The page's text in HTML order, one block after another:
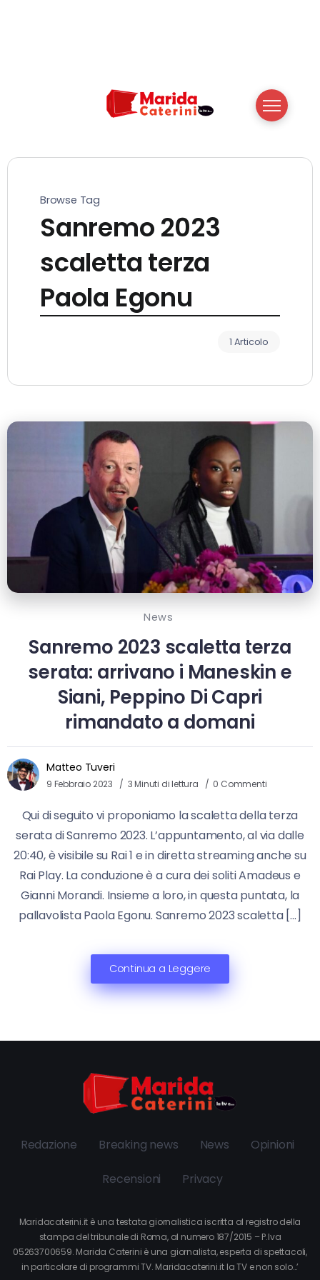
Browse Tag
Sanremo 2023
scaletta terza
Paola Egonu
1 Articolo
News
Sanremo 2023 scaletta terza
serata: arrivano i Maneskin e
Siani, Peppino Di Capri
rimandato a domani
Matteo Tuveri
9 Febbraio 2023 3 Minuti di lettura 0 Commenti
Qui di seguito vi proponiamo la scaletta della terza
serata di Sanremo 2023. L’appuntamento, al via dalle
20:40, è visibile su Rai 1 e in diretta streaming anche su
Rai Play. La conduzione è a cura dei soliti Amadeus e
Gianni Morandi. Insieme a loro, in questa puntata, la
pallavolista Paola Egonu. Sanremo 2023 scaletta […]
Continua a Leggere
Redazione Breaking news News Opinioni
Recensioni Privacy
Maridacaterini.it è una testata giornalistica iscritta al registro della
stampa del tribunale di Roma, al numero 187/2015 – P.Iva
05263700659. Marida Caterini è una giornalista, esperta di spettacoli,
in particolare di programmi TV. Maridacaterini.it la TV e non solo…’